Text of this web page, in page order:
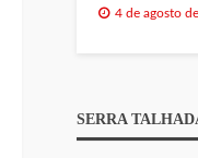
4 de agosto
SERRA